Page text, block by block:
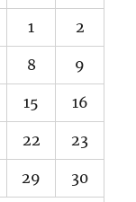
1 2
8 9
15 16
22 23
29 30